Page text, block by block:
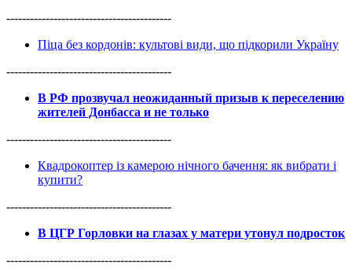
------------------------------------------
Піца без кордонів: культові види, що підкорили Україну
------------------------------------------
В РФ прозвучал неожиданный призыв к переселению
жителей Донбасса и не только
------------------------------------------
Квадрокоптер із камерою нічного бачення: як вибрати і
купити?
------------------------------------------
В ЦГР Горловки на глазах у матери утонул подросток
------------------------------------------